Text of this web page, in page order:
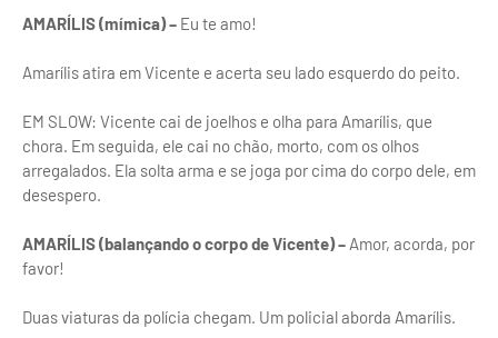
AMARÍLIS (mímica) – Eu te amo!
Amarílis atira em Vicente e acerta seu lado esquerdo do peito.
EM SLOW: Vicente cai de joelhos e olha para Amarílis, que
chora. Em seguida, ele cai no chão, morto, com os olhos
arregalados. Ela solta arma e se joga por cima do corpo dele, em
desespero.
AMARÍLIS (balançando o corpo de Vicente) – Amor, acorda, por
favor!
Duas viaturas da polícia chegam. Um policial aborda Amarílis.